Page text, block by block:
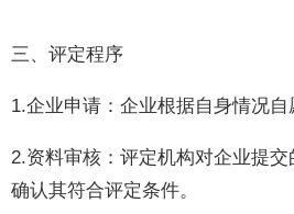
三、评定程序
1.企业申请：企业根据自身情况自
2.资料审核：评定机构对企业提交
确认其符合评定条件。